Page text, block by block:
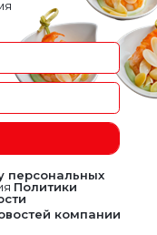
персональных
Политики
компании